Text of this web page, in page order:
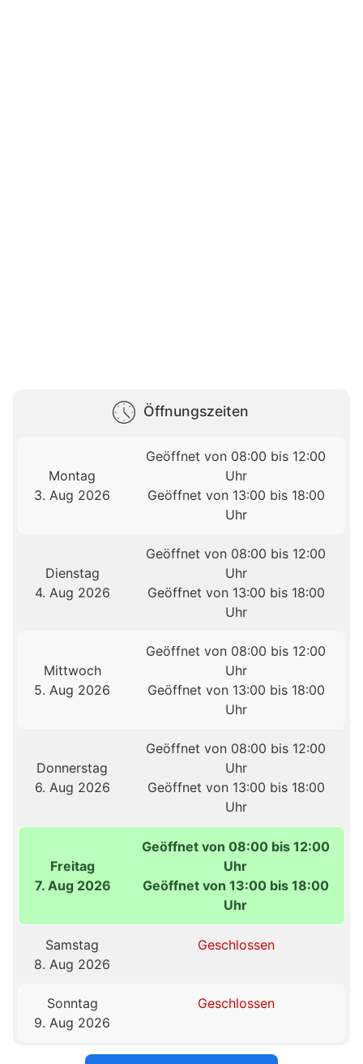
Öffnungszeiten
Montag
3. Aug 2026
Geöffnet von 08:00 bis 12:00
Uhr
Geöffnet von 13:00 bis 18:00
Uhr
Dienstag
4. Aug 2026
Geöffnet von 08:00 bis 12:00
Uhr
Geöffnet von 13:00 bis 18:00
Uhr
Mittwoch
5. Aug 2026
Geöffnet von 08:00 bis 12:00
Uhr
Geöffnet von 13:00 bis 18:00
Uhr
Donnerstag
6. Aug 2026
Geöffnet von 08:00 bis 12:00
Uhr
Geöffnet von 13:00 bis 18:00
Uhr
Freitag
7. Aug 2026
Geöffnet von 08:00 bis 12:00
Uhr
Geöffnet von 13:00 bis 18:00
Uhr
Samstag
8. Aug 2026
Geschlossen
Sonntag
9. Aug 2026
Geschlossen